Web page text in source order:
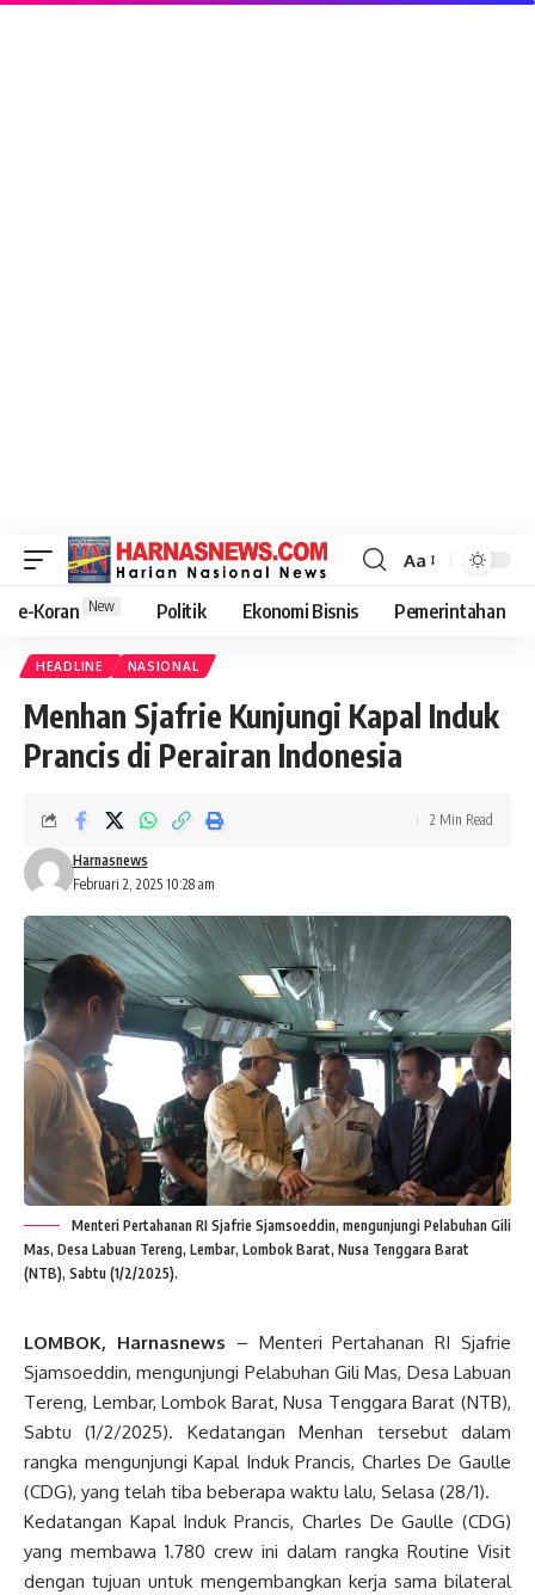
Aa
e-Koran New Politik Ekonomi Bisnis Pemerintahan
HEADLINE NASIONAL
Menhan Sjafrie Kunjungi Kapal Induk
Prancis di Perairan Indonesia
Februari 2, 2025 10:28 am
Harnasnews
2 Min Read
Menteri Pertahanan RI Sjafrie Sjamsoeddin, mengunjungi Pelabuhan Gili
Mas, Desa Labuan Tereng, Lembar, Lombok Barat, Nusa Tenggara Barat
(NTB), Sabtu (1/2/2025).
LOMBOK, Harnasnews – Menteri Pertahanan RI Sjafrie
Sjamsoeddin, mengunjungi Pelabuhan Gili Mas, Desa Labuan
Tereng, Lembar, Lombok Barat, Nusa Tenggara Barat (NTB),
Sabtu (1/2/2025). Kedatangan Menhan tersebut dalam
rangka mengunjungi Kapal Induk Prancis, Charles De Gaulle
(CDG), yang telah tiba beberapa waktu lalu, Selasa (28/1).
Kedatangan Kapal Induk Prancis, Charles De Gaulle (CDG)
yang membawa 1.780 crew ini dalam rangka Routine Visit
dengan tujuan untuk mengembangkan kerja sama bilateral